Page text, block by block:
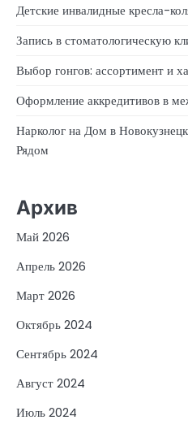
Детские инвалидные кресла-
Запись в стоматологическую
Выбор гонгов: ассортимент и
Оформление аккредитивов в
Нарколог на Дом в
Рядом
Архив
Май 2026
Апрель 2026
Март 2026
Октябрь 2024
Сентябрь 2024
Август 2024
Июль 2024